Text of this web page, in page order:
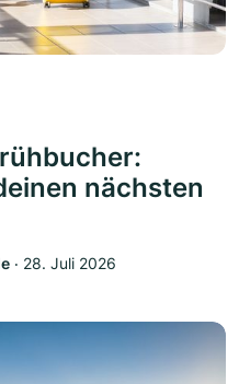
nächsten
‧ 28. Juli 2026